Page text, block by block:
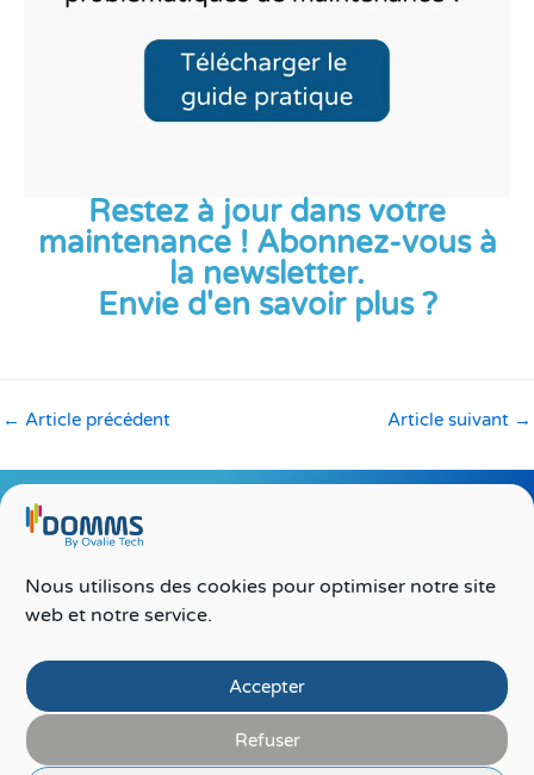
Nous utilisons des cookies pour optimiser notre site
web et notre service.
Accepter
Refuser
Restez à jour dans votre
maintenance ! Abonnez-vous à
la newsletter.
Envie d'en savoir plus ?
← Article précédent Article suivant →
a
b
k
i
k
e
i
n
o
t
u
e
n
a
a
Contact
Ovalie Tech – DOMMS®